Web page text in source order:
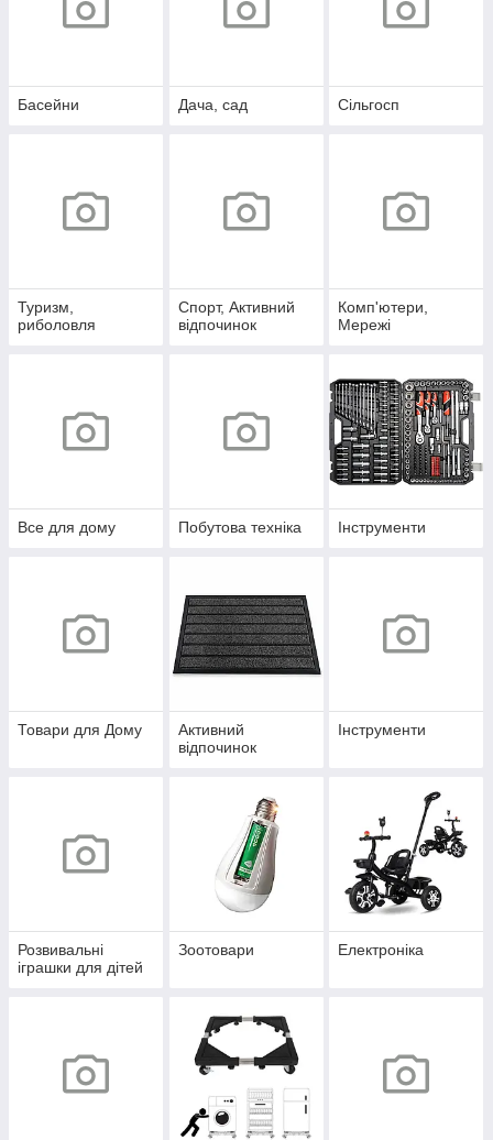
Басейни Дача, сад Сільгосп
Туризм,
риболовля
Спорт, Активний
відпочинок
Комп'ютери,
Мережі
Все для дому Побутова техніка Інструменти
Товари для Дому
Активний
відпочинок
Інструменти
Розвивальні
іграшки для дітей
Зоотовари Електроніка